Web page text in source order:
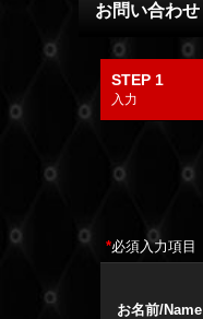
お問い合わせ
STEP 1
入力
*必須入力項目
お名前/Name